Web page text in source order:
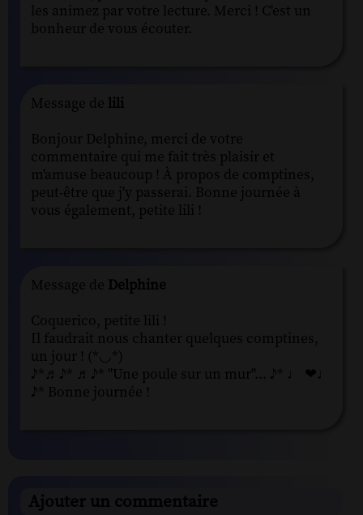
les animez par votre lecture. Merci ! C'est un
bonheur de vous écouter.
Message de lili
Bonjour Delphine, merci de votre
commentaire qui me fait très plaisir et
m'amuse beaucoup ! À propos de comptines,
peut-être que j'y passerai. Bonne journée à
vous également, petite lili !
Message de Delphine
Coquerico, petite lili !
Il faudrait nous chanter quelques comptines,
un jour ! (*◡*)
♪*♬♪* ♬♪* "Une poule sur un mur"... ♪* ♩ ❤♩
♪* Bonne journée !
Ajouter un commentaire